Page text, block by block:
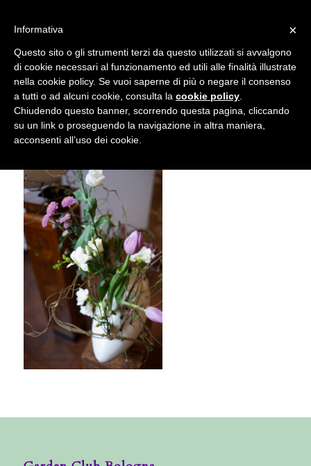
Mostra Feste d’inverno 2018
accetta l'uso dei cookies previsto nella pagina dedicata.
Fai clic per abilitare/disabilitare il tracciamento di
Google Analytics.
OK Privacy e cookie policy
×
Informativa
Questo sito o gli strumenti terzi da questo utilizzati si avvalgono
di cookie necessari al funzionamento ed utili alle finalità illustrate
nella cookie policy. Se vuoi saperne di più o negare il consenso
a tutti o ad alcuni cookie, consulta la cookie policy
Chiudendo questo banner, scorrendo questa pagina, cliccando
su un link o proseguendo la navigazione in altra maniera,
acconsenti all’uso dei cookie.